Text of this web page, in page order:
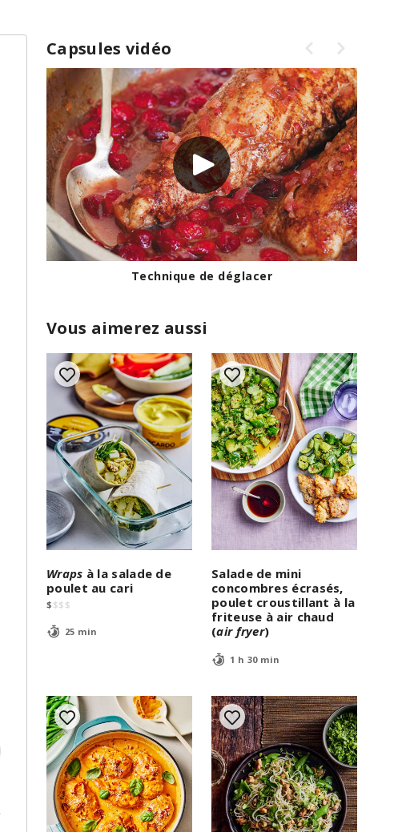
Capsules vidéo
Technique de déglacer
Vous aimerez aussi
Wraps à la salade de
poulet au cari
$ $$ $
25 min
Salade de mini
concombres écrasés,
poulet croustillant à la
friteuse à air chaud
(air fryer)
1 h 30 min